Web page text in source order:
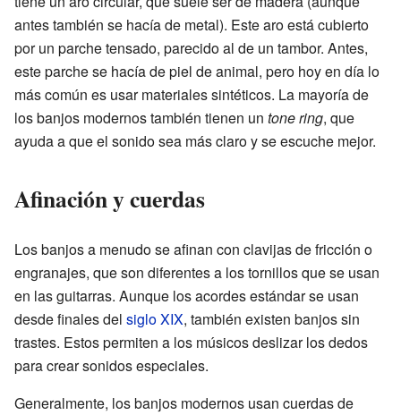
antes también se hacía de metal). Este aro está cubierto
por un parche tensado, parecido al de un tambor. Antes,
este parche se hacía de piel de animal, pero hoy en día lo
más común es usar materiales sintéticos. La mayoría de
los banjos modernos también tienen un tone ring, que
ayuda a que el sonido sea más claro y se escuche mejor.
Afinación y cuerdas
Los banjos a menudo se afinan con clavijas de fricción o
engranajes, que son diferentes a los tornillos que se usan
en las guitarras. Aunque los acordes estándar se usan
desde finales del siglo XIX, también existen banjos sin
trastes. Estos permiten a los músicos deslizar los dedos
para crear sonidos especiales.
Generalmente, los banjos modernos usan cuerdas de